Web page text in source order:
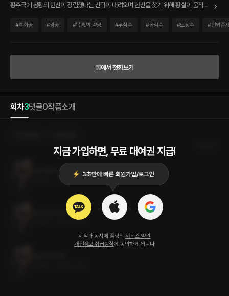
황주국에 봉황의 현신이 강림했다는 신탁이 내려오며 현신을 찾기 위해 황실이 움직인
곳에 있을 것입니다.’ 그 사실을 모른 채 불멸을 끝내는 방법을 찾아 헤매던 재영은 정체
어야 해.” 바닥에 떨어진 재영의 시선 귀퉁이로 그가 뽑아낸 단도가 보였다. 황제의 손 위
에서 날 선 칼끝을 타고 검붉은 핏방울이 떨어졌다. 황제가 낮게 속삭였다. “오직 나만 바
서히 멎어 들었다. 그의 입맞춤을 받으며 재영은 아무것도 할 수 없었다. “두 번은 없어.”
제 발로 들어선 나락이었다.
#후회공 #광공 #복흑/계략공 #무심수 #굴림수 #도망수 #인외존
앱에서 첫화보기
회차3댓글0작품소개
지금 가입하면, 무료 대여권 지급!
시작과 동시에 플링의 서비스 약관
개인정보 취급방침에 동의하게 됩니다
설의 종언 3권 (완결)
2023.03.16